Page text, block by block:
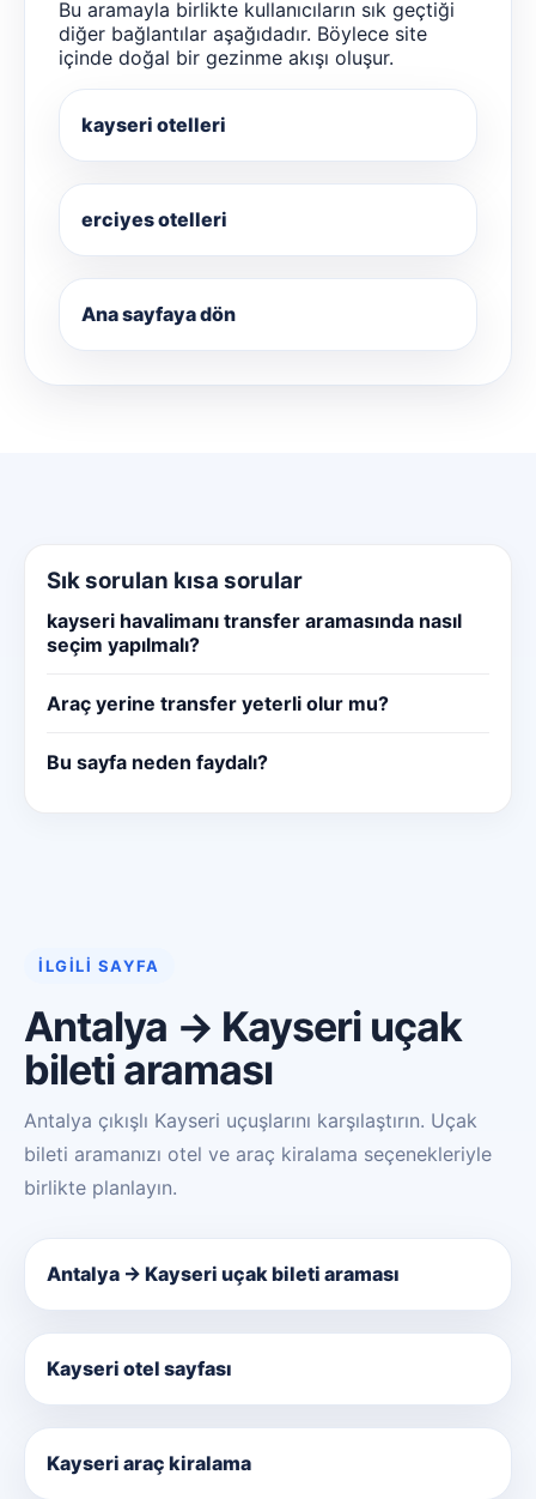
Bu aramayla birlikte kullanıcıların sık geçtiği
diğer bağlantılar aşağıdadır. Böylece site
içinde doğal bir gezinme akışı oluşur.
kayseri otelleri
erciyes otelleri
Ana sayfaya dön
Sık sorulan kısa sorular
kayseri havalimanı transfer aramasında nasıl
seçim yapılmalı?
Araç yerine transfer yeterli olur mu?
Bu sayfa neden faydalı?
İLGILI SAYFA
Antalya → Kayseri uçak
bileti araması
Antalya çıkışlı Kayseri uçuşlarını karşılaştırın. Uçak
bileti aramanızı otel ve araç kiralama seçenekleriyle
birlikte planlayın.
Antalya → Kayseri uçak bileti araması
Kayseri otel sayfası
Kayseri araç kiralama